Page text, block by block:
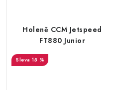
Holeně CCM Jetspeed
FT880 Junior
15 %